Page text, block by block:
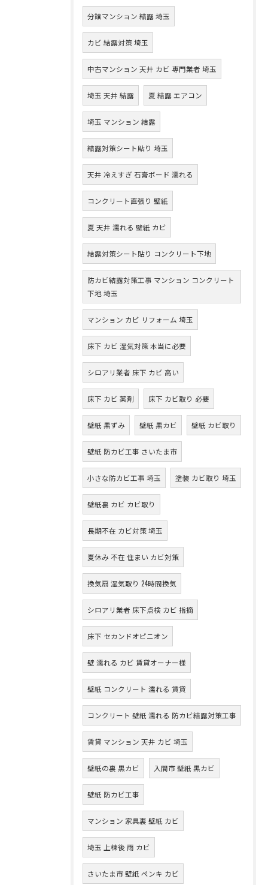
分譲マンション 結露 埼玉
カビ 結露対策 埼玉
中古マンション 天井 カビ 専門業者 埼玉
埼玉 天井 結露 夏 結露 エアコン
埼玉 マンション 結露
結露対策シート貼り 埼玉
天井 冷えすぎ 石膏ボード 濡れる
コンクリート直張り 壁紙
夏 天井 濡れる 壁紙 カビ
結露対策シート貼り コンクリート下地
防カビ結露対策工事 マンション コンクリート
下地 埼玉
マンション カビ リフォーム 埼玉
床下 カビ 湿気対策 本当に必要
シロアリ業者 床下 カビ 高い
床下 カビ 薬剤 床下 カビ取り 必要
壁紙 黒ずみ 壁紙 黒カビ 壁紙 カビ取り
壁紙 防カビ工事 さいたま市
小さな防カビ工事 埼玉 塗装 カビ取り 埼玉
壁紙裏 カビ カビ取り
長期不在 カビ対策 埼玉
夏休み 不在 住まい カビ対策
換気扇 湿気取り 24時間換気
シロアリ業者 床下点検 カビ 指摘
床下 セカンドオピニオン
壁 濡れる カビ 賃貸オーナー様
壁紙 コンクリート 濡れる 賃貸
コンクリート 壁紙 濡れる 防カビ結露対策工事
賃貸 マンション 天井 カビ 埼玉
壁紙の裏 黒カビ 入間市 壁紙 黒カビ
壁紙 防カビ工事
マンション 家具裏 壁紙 カビ
埼玉 上棟後 雨 カビ
さいたま市 壁紙 ペンキ カビ